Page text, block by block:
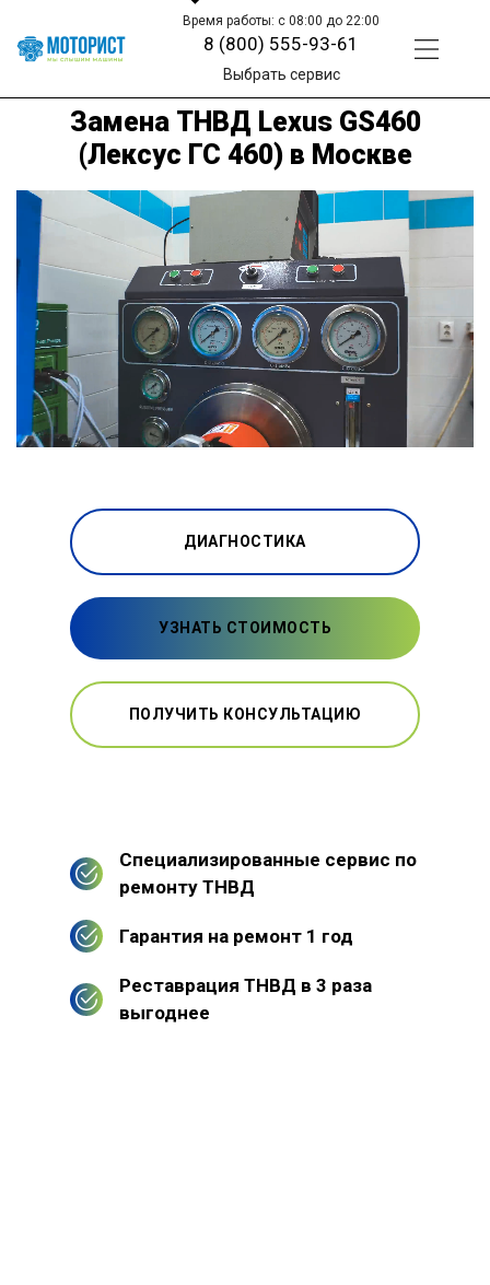
Время работы: с 08:00 до 22:00
8 (800) 555-93-61
Выбрать сервис
Замена ТНВД Lexus GS460
(Лексус ГС 460) в Москве
ДИАГНОСТИКА
УЗНАТЬ СТОИМОСТЬ
ПОЛУЧИТЬ КОНСУЛЬТАЦИЮ
Специализированные сервис по
ремонту ТНВД
Гарантия на ремонт 1 год
Реставрация ТНВД в 3 раза
выгоднее